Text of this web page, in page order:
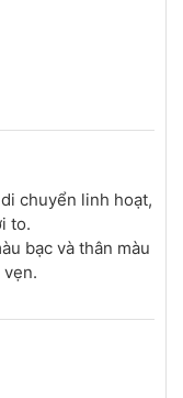
chuyển linh hoạt,
to.
bạc và thân màu
vẹn.